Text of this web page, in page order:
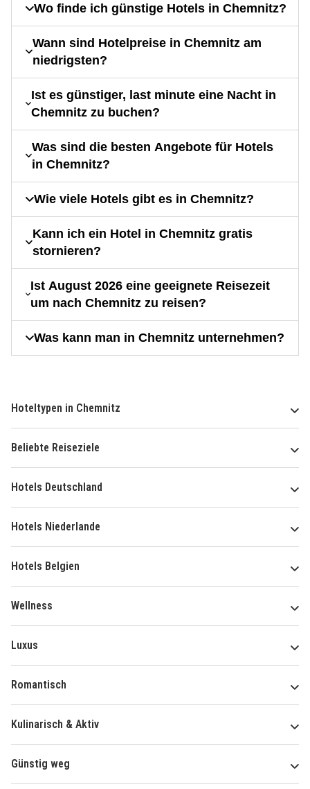
Wo finde ich günstige Hotels in Chemnitz?
Wann sind Hotelpreise in Chemnitz am
niedrigsten?
Ist es günstiger, last minute eine Nacht in
Chemnitz zu buchen?
Was sind die besten Angebote für Hotels
in Chemnitz?
Wie viele Hotels gibt es in Chemnitz?
Kann ich ein Hotel in Chemnitz gratis
stornieren?
Ist August 2026 eine geeignete Reisezeit
um nach Chemnitz zu reisen?
Was kann man in Chemnitz unternehmen?
Hoteltypen in Chemnitz
Beliebte Reiseziele
Hotels Deutschland
Hotels Niederlande
Hotels Belgien
Wellness
Luxus
Romantisch
Kulinarisch & Aktiv
Günstig weg